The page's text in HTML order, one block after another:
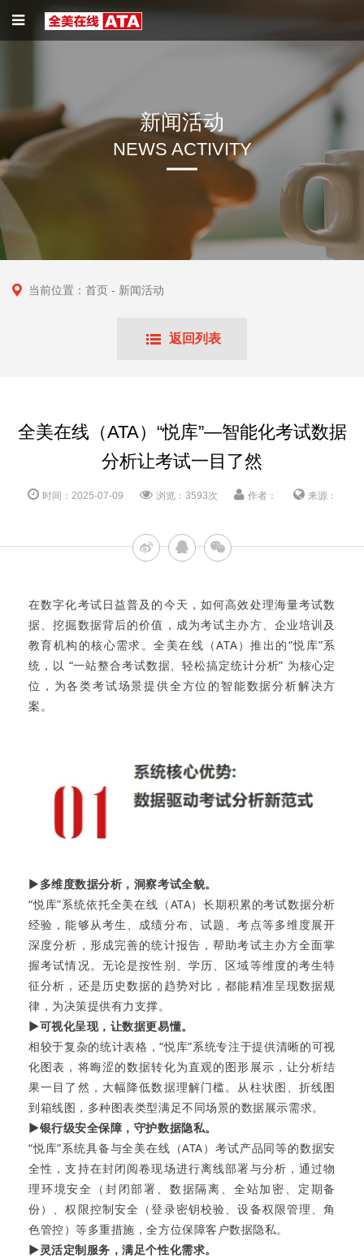
新闻活动
NEWS ACTIVITY
当前位置： 首页 - 新闻活动
返回列表
全美在线（ATA）“悦库”—智能化考试数据
分析让考试一目了然
时间：2025-07-09 浏览：3593次 作者： 来源：
在数字化考试日益普及的今天，如何高效处理海量考试数
据、挖掘数据背后的价值，成为考试主办方、企业培训及
教育机构的核心需求。全美在线（ATA）推出的“悦库”系
统，以 “一站整合考试数据、轻松搞定统计分析” 为核心定
位，为各类考试场景提供全方位的智能数据分析解决方
案。
▶多维度数据分析，洞察考试全貌。
“悦库”系统依托全美在线（ATA）长期积累的考试数据分析
经验，能够从考生、成绩分布、试题、考点等多维度展开
深度分析，形成完善的统计报告，帮助考试主办方全面掌
握考试情况。无论是按性别、学历、区域等维度的考生特
征分析，还是历史数据的趋势对比，都能精准呈现数据规
律，为决策提供有力支撑。
▶可视化呈现，让数据更易懂。
相较于复杂的统计表格，“悦库”系统专注于提供清晰的可视
化图表，将晦涩的数据转化为直观的图形展示，让分析结
果一目了然，大幅降低数据理解门槛。从柱状图、折线图
到箱线图，多种图表类型满足不同场景的数据展示需求。
▶银行级安全保障，守护数据隐私。
“悦库”系统具备与全美在线（ATA）考试产品同等的数据安
全性，支持在封闭阅卷现场进行离线部署与分析，通过物
理环境安全（封闭部署、数据隔离、全站加密、定期备
份）、权限控制安全（登录密钥校验、设备权限管理、角
色管控）等多重措施，全方位保障客户数据隐私。
▶灵活定制服务，满足个性化需求。